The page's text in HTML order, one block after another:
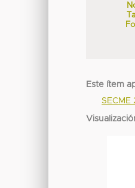
Este ítem
SECME